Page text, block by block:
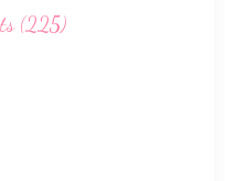
(225)